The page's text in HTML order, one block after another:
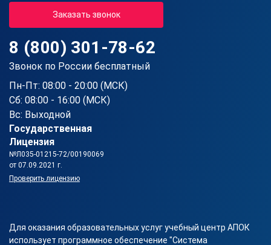
Заказать звонок
8 (800) 301-78-62
Звонок по России бесплатный
Пн-Пт: 08:00 - 20:00 (МСК)
Сб: 08:00 - 16:00 (МСК)
Вс: Выходной
Государственная
Лицензия
№Л035-01215-72/00190069
от 07.09.2021 г.
Проверить лицензию
Для оказания образовательных услуг учебный центр АПОК
использует программное обеспечение "Система